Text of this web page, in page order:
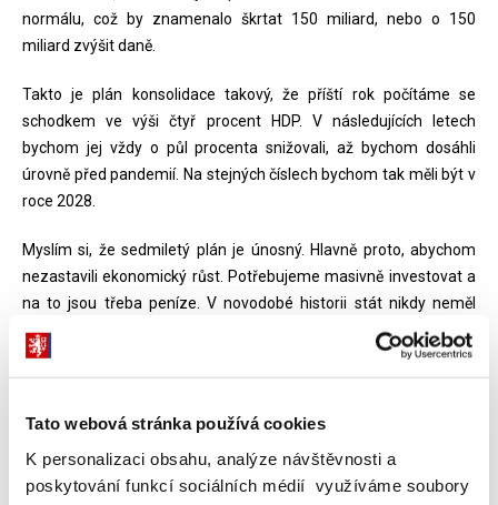
Tato webová stránka používá cookies
K personalizaci obsahu, analýze návštěvnosti a
poskytování funkcí sociálních médií využíváme soubory
normálu, což by znamenalo škrtat 150 miliard, nebo o 150
miliard zvýšit daně.
Takto je plán konsolidace takový, že příští rok počítáme se
schodkem ve výši čtyř procent HDP. V následujících letech
bychom jej vždy o půl procenta snižovali, až bychom dosáhli
úrovně před pandemií. Na stejných číslech bychom tak měli být v
roce 2028.
Myslím si, že sedmiletý plán je únosný. Hlavně proto, abychom
nezastavili ekonomický růst. Potřebujeme masivně investovat a
na to jsou třeba peníze. V novodobé historii stát nikdy neměl
důležitější a významnější roli než nyní, co se týče pomoci
občanům.
když letos je to 300 miliard?
Počítáme s těmi čtyřmi procenty HDP, tudíž se pohybujeme